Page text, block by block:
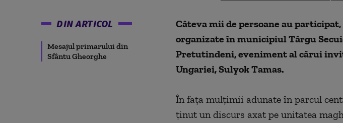
DIN ARTICOL
Mesajul primarului din
Sfântu Gheorghe
Câteva mii de persoane au
organizate în municipiul Târgu
Pretutindeni, eveniment al cărui
Ungariei, Sulyok Tamas.
În faţa mulţimii adunate în parcul
ţinut un discurs axat pe unitatea